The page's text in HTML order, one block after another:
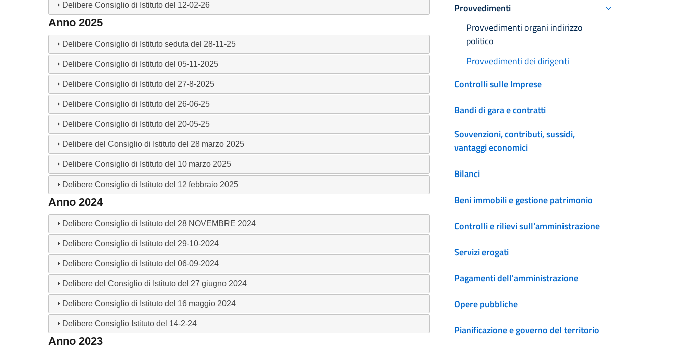
Delibere Consiglio di Istituto del 12-02-26
Anno 2025
Delibere Consiglio di Istituto seduta del 28-11-25
Delibere Consiglio di Istituto del 05-11-2025
Delibere Consiglio di Istituto del 27-8-2025
Delibere Consiglio di Istituto del 26-06-25
Delibere Consiglio di Istituto del 20-05-25
Delibere del Consiglio di Istituto del 28 marzo 2025
Delibere Consiglio di Istituto del 10 marzo 2025
Delibere Consiglio di Istituto del 12 febbraio 2025
Anno 2024
Delibere Consiglio di Istituto del 28 NOVEMBRE 2024
Delibere Consiglio di Istituto del 29-10-2024
Delibere Consiglio di Istituto del 06-09-2024
Delibere del Consiglio di Istituto del 27 giugno 2024
Delibere Consiglio di Istituto del 16 maggio 2024
Delibere Consiglio Istituto del 14-2-24
Anno 2023
Provvedimenti
Attivo
Provvedimenti organi indirizzo
politico
Provvedimenti dei dirigenti
Controlli sulle Imprese
Bandi di gara e contratti
Sovvenzioni, contributi, sussidi,
vantaggi economici
Bilanci
Beni immobili e gestione patrimonio
Controlli e rilievi sull'amministrazione
Servizi erogati
Pagamenti dell'amministrazione
Opere pubbliche
Pianificazione e governo del territorio